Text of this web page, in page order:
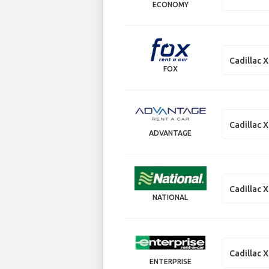
ECONOMY
FOX
Cadillac
ADVANTAGE
Cadillac
NATIONAL
Cadillac
ENTERPRISE
Cadillac